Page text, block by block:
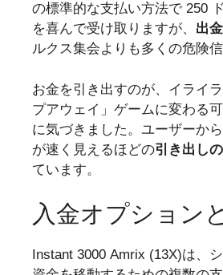
の標準的な支払い方法で 250
を喜んで受け取りますが、 出
ルクス集会よりも多くの危険信
お金を引き出すのが、イライ
プアウェイ」ゲームに変わる
に気づきました。ユーザーか
が速く見えるほどの引き出し
ています。
入金オプション
Instant 3000 Amrix (13X)は、